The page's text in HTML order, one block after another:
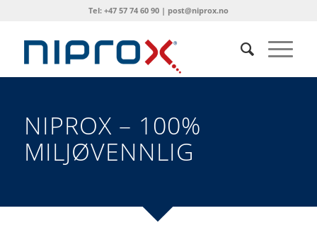
Tel: +47 57 74 60 90 | post@niprox.no
NIPROX – 100%
MILJØVENNLIG